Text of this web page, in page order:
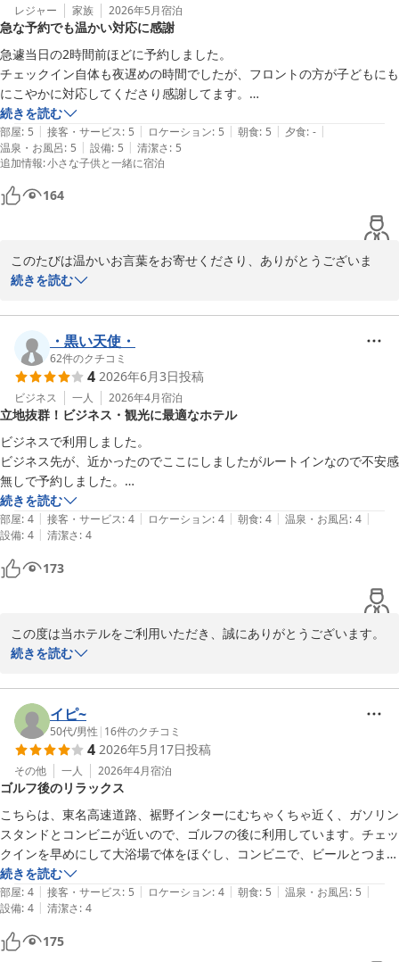
レジャー 家族 2026年5月宿泊
急な予約でも温かい対応に感謝
急遽当日の2時間前ほどに予約しました。
チェックイン自体も夜遅めの時間でしたが、フロントの方が子どもにも
にこやかに対応してくださり感謝してます。
朝食時にも時間があまりなかったのに、ごゆっくりどうぞと声掛けして
もらい子どもも私も最高の気分でチェックアウトできました。
ありがとうございました。
続きを読む
部屋: 5 | 接客・サービス: 5 | ロケーション: 5 | 朝食: 5 | 夕食: - |
温泉・お風呂: 5 | 設備: 5 | 清潔さ: 5
追加情報:小さな子供と一緒に宿泊
164
このたびは温かいお言葉をお寄せくださり、ありがとうございま
す。
急な予約にもかかわらず、フロント業務に携わるスタッフをはじ
め、朝食時のスタッフが、お子さまにも丁寧にご対応させていただ
けたようで、大変嬉しく存じます。お忙しい中でもゆっくりお過ご
しいただき、最高の気分でチェックアウトしていただけたとのご感
想をいただき、心より感謝申し上げます。
このようなお褒めのお言葉をいただくことが、私どものスタッフの
大きなやりがいとなり、サービス向上へのモチベーションにつなが
ります。
今後もお客さまにご満足いただけるよう、全スタッフ一丸となって
サービスの充実に努めてまいります。
次回のご利用もご家族そろってのご来館を、心よりお待ち申し上げ
ご不明な点やご質問がございましたら、いつでもお気軽にお問い合
わせください。
本当にありがとうございました。
フロント　藤澤
ホテルルートイン裾野インター
2026-06-13
続きを読む
・黒い天使・
62件のクチコミ
4 2026年6月3日投稿
ビジネス 一人 2026年4月宿泊
立地抜群！ビジネス・観光に最適なホテル
ビジネスで利用しました。
ビジネス先が、近かったのでここにしましたがルートインなので不安感
無しで予約しました。
近くにコンビニ・飲食店・スーパーもありまた、インター降りてすぐと
いう立地の良さ。
御殿場迄車で20分ほどなので、観光にも最適だと思います。
夜は静かなのでゆっくり休めます。
続きを読む
部屋: 4 | 接客・サービス: 4 | ロケーション: 4 | 朝食: 4 | 温泉・お風呂: 4 |
設備: 4 | 清潔さ: 4
173
この度は当ホテルをご利用いただき、誠にありがとうございます。
とってこれ以上ない励みとなります。周辺環境や御殿場へのアクセ
スの良さにご満足いただけた様子が伺え、大変嬉しく存じます。当
ホテルはビジネスにはもちろん、観光の拠点としても大変便利な立
地にございます。静かな環境で旅の疲れを癒していただけたのでし
たら幸いでございます。
今後も皆様に安心・快適にお過ごしいただけるホテルを目指してま
いります。またのお越しをスタッフ一同、心よりお待ち申し上げて
おります。
フロント　藤澤
ホテルルートイン裾野インター
2026-06-03
続きを読む
イピ~
50代/男性 | 16件のクチコミ
4 2026年5月17日投稿
その他 一人 2026年4月宿泊
ゴルフ後のリラックス
こちらは、東名高速道路、裾野インターにむちゃくちゃ近く、ガソリン
スタンドとコンビニが近いので、ゴルフの後に利用しています。チェッ
クインを早めにして大浴場で体をほぐし、コンビニで、ビールとつまみ
にお弁当で、夕方から過ごし、ほろ酔いのままおやすみなさい。
朝4時起床して自宅へ移動😄
このパターンが私には1番☝️
続きを読む
部屋: 4 | 接客・サービス: 5 | ロケーション: 4 | 朝食: 5 | 温泉・お風呂: 5 |
設備: 4 | 清潔さ: 4
175